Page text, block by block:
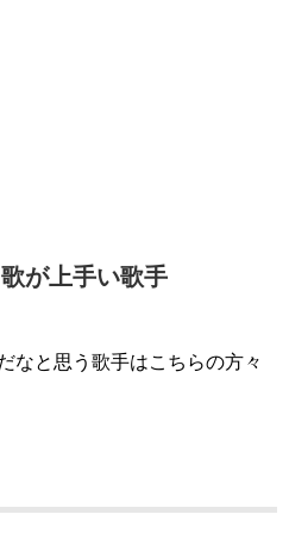
が上手い歌手
なと思う歌手はこちらの方々